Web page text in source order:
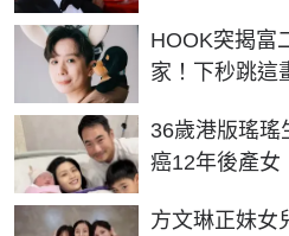
HOOK突揭富
家！下秒跳這
36歲港版瑤瑤
癌12年後產
方文琳正妹女